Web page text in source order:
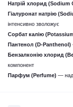
Натрій хлорид (Sodium
Гіалуронат натрію
інтенсивно зволожує
Сорбат калію
Пантенол (D‑Panthenol)
Бензалконію хлорид
компонент
Парфум (Perfume) —